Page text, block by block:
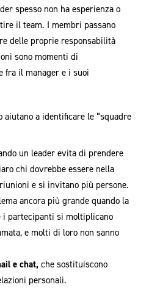
spesso non ha esperienza o
il team. I membri passano
delle proprie responsabilità
sono momenti di
fra il manager e i suoi
a identificare le “squadre
un leader evita di prendere
chi dovrebbe essere nella
e si invitano più persone.
ancora più grande quando la
i partecipanti si moltiplicano
e molti di loro non sanno
e chat, che sostituiscono
personali.